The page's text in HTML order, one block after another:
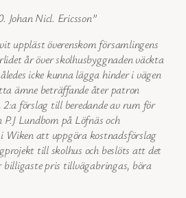
Johan Nicl. Ericsson”
uppläst överenskom församlingens
år över skolhusbyggnaden väckta
icke kunna lägga hinder i vägen
ämne beträffande åter patron
förslag till beredande av rum för
Lundbom på Löfnäs och
Wiken att uppgöra kostnadsförslag
till skolhus och beslöts att det
billigaste pris tillvägabringas, böra